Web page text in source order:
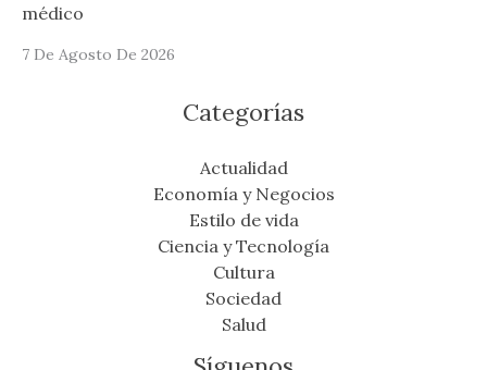
médico
7 De Agosto De 2026
Categorías
Actualidad
Economía y Negocios
Estilo de vida
Ciencia y Tecnología
Cultura
Sociedad
Salud